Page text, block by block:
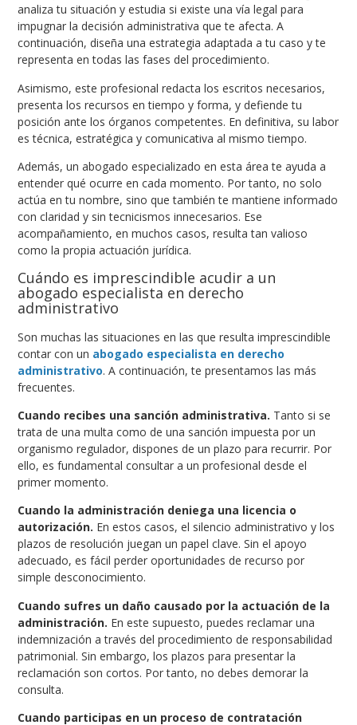
analiza tu situación y estudia si existe una vía legal para
impugnar la decisión administrativa que te afecta. A
continuación, diseña una estrategia adaptada a tu caso y te
representa en todas las fases del procedimiento.
Asimismo, este profesional redacta los escritos necesarios,
presenta los recursos en tiempo y forma, y defiende tu
posición ante los órganos competentes. En definitiva, su labor
es técnica, estratégica y comunicativa al mismo tiempo.
Además, un abogado especializado en esta área te ayuda a
entender qué ocurre en cada momento. Por tanto, no solo
actúa en tu nombre, sino que también te mantiene informado
con claridad y sin tecnicismos innecesarios. Ese
acompañamiento, en muchos casos, resulta tan valioso
como la propia actuación jurídica.
Cuándo es imprescindible acudir a un
abogado especialista en derecho
administrativo
Son muchas las situaciones en las que resulta imprescindible
contar con un abogado especialista en derecho
administrativo. A continuación, te presentamos las más
frecuentes.
Cuando recibes una sanción administrativa. Tanto si se
trata de una multa como de una sanción impuesta por un
organismo regulador, dispones de un plazo para recurrir. Por
ello, es fundamental consultar a un profesional desde el
primer momento.
Cuando la administración deniega una licencia o
autorización. En estos casos, el silencio administrativo y los
plazos de resolución juegan un papel clave. Sin el apoyo
adecuado, es fácil perder oportunidades de recurso por
simple desconocimiento.
Cuando sufres un daño causado por la actuación de la
administración. En este supuesto, puedes reclamar una
indemnización a través del procedimiento de responsabilidad
patrimonial. Sin embargo, los plazos para presentar la
reclamación son cortos. Por tanto, no debes demorar la
consulta.
Cuando participas en un proceso de contratación